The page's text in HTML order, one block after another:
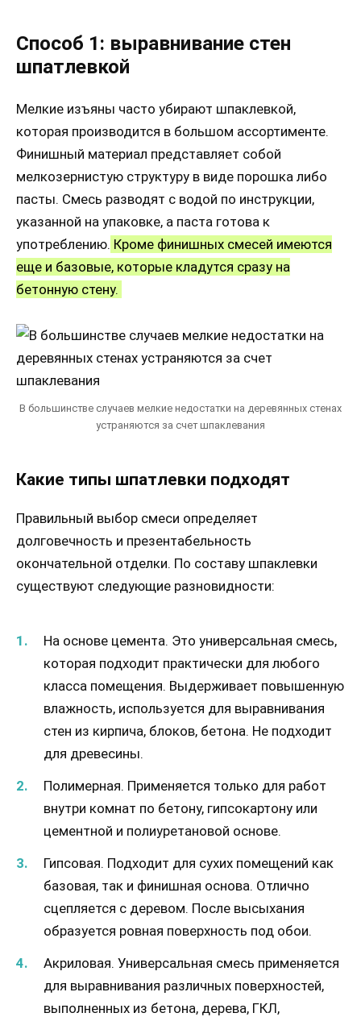
Способ 1: выравнивание стен
шпатлевкой
Мелкие изъяны часто убирают шпаклевкой,
которая производится в большом ассортименте.
Финишный материал представляет собой
мелкозернистую структуру в виде порошка либо
пасты. Смесь разводят с водой по инструкции,
указанной на упаковке, а паста готова к
употреблению. Кроме финишных смесей имеются
еще и базовые, которые кладутся сразу на
бетонную стену.
В большинстве случаев мелкие недостатки на деревянных стенах
устраняются за счет шпаклевания
Какие типы шпатлевки подходят
Правильный выбор смеси определяет
долговечность и презентабельность
окончательной отделки. По составу шпаклевки
существуют следующие разновидности:
На основе цемента. Это универсальная смесь,
которая подходит практически для любого
класса помещения. Выдерживает повышенную
влажность, используется для выравнивания
стен из кирпича, блоков, бетона. Не подходит
для древесины.
Полимерная. Применяется только для работ
внутри комнат по бетону, гипсокартону или
цементной и полиуретановой основе.
Гипсовая. Подходит для сухих помещений как
базовая, так и финишная основа. Отлично
сцепляется с деревом. После высыхания
образуется ровная поверхность под обои.
Акриловая. Универсальная смесь применяется
для выравнивания различных поверхностей,
выполненных из бетона, дерева, ГКЛ,